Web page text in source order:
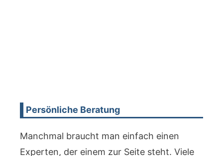
Persönliche Beratung
Manchmal braucht man einfach einen
Experten, der einem zur Seite steht. Viele